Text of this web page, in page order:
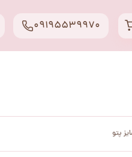
09195539970
پتو